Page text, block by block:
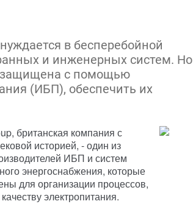
в бесперебойной
и инженерных систем. Но
защищена с помощью
(ИБП), обеспечить их
британская компания с
историей, - один из
ИБП и систем
энергоснабжения, которые
для организации процессов,
электропитания.